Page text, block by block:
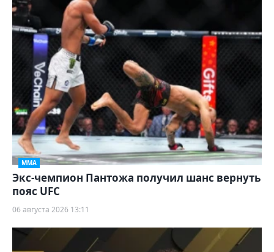
ММА
Экс-чемпион Пантожа получил шанс вернуть
пояс UFC
06 августа 2026 13:11